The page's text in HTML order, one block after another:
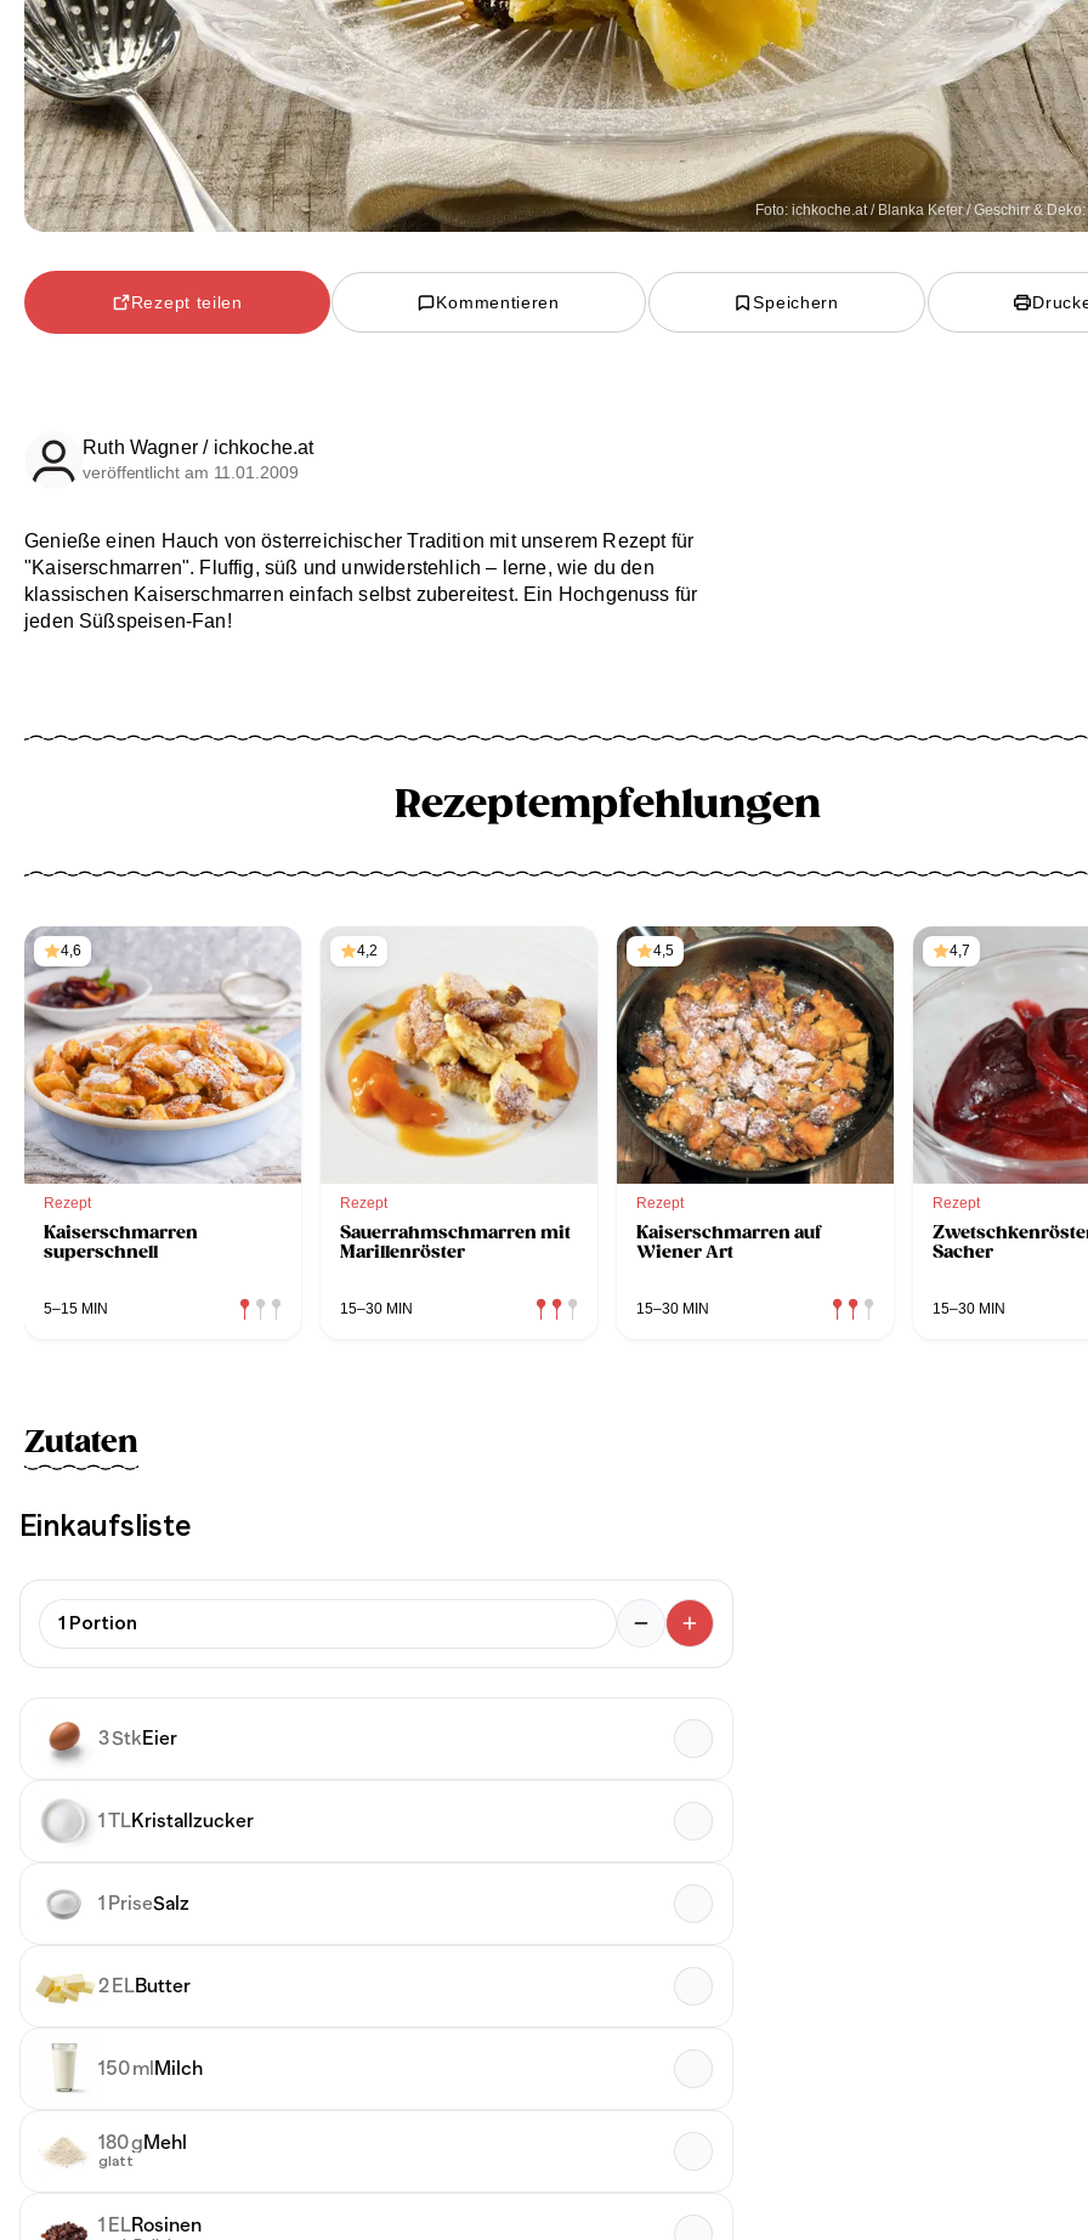
Foto: ichkoche.at / Blanka Kefer / Geschirr &
Rezept teilen Kommentieren Speichern
Ruth Wagner / ichkoche.at
veröffentlicht am 11.01.2009
Genieße einen Hauch von österreichischer Tradition mit unserem Rezept für
"Kaiserschmarren". Fluffig, süß und unwiderstehlich – lerne, wie du den
klassischen Kaiserschmarren einfach selbst zubereitest. Ein Hochgenuss für
jeden Süßspeisen-Fan!
Rezeptempfehlungen
4,6
Rezept
Kaiserschmarren
superschnell
5–15 MIN
4,2
Rezept
Sauerrahmschmarren mit
Marillenröster
15–30 MIN
4,5
Rezept
Kaiserschmarren auf
Wiener Art
15–30 MIN
4,7
Rezept
Sacher
15–30 MIN
Zutaten